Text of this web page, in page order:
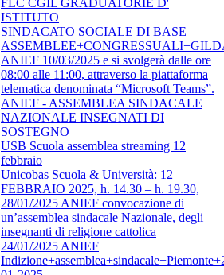
FLC CGIL GRADUATORIE D'
ISTITUTO
SINDACATO SOCIALE DI BASE
ANIEF 10/03/2025 e si svolgerà dalle ore
08:00 alle 11:00, attraverso la piattaforma
telematica denominata “Microsoft Teams”.
ANIEF - ASSEMBLEA SINDACALE
NAZIONALE INSEGNATI DI
SOSTEGNO
USB Scuola assemblea streaming 12
febbraio
Unicobas Scuola & Università: 12
FEBBRAIO 2025, h. 14.30 – h. 19.30,
28/01/2025 ANIEF convocazione di
un’assemblea sindacale Nazionale, degli
insegnanti di religione cattolica
24/01/2025 ANIEF